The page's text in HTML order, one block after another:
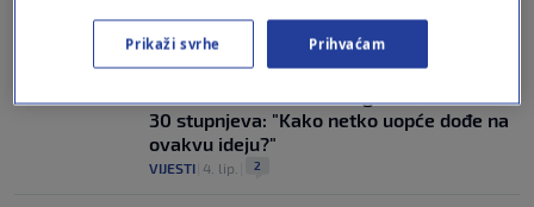
VIJESTI|8. lip.|
KOD VELIKE GORICE
30 stupnjeva: "Kako netko uopće dođe na
ovakvu ideju?"
VIJESTI 4. lip. 2
Prikaži svrhe Prihvaćam